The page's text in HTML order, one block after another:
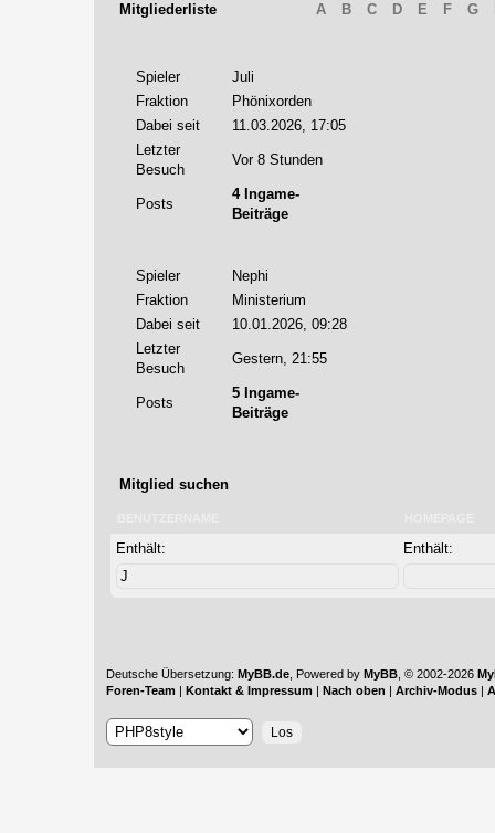
Verfügung,
A B C D E F G
Mitgliederliste
Spieler
Juli
Fraktion
Phönixorden
Dabei seit
11.03.2026, 17:05
Letzter
Besuch
Vor 8 Stunden
Posts
4 Ingame-
Beiträge
Spieler
Nephi
Fraktion
Ministerium
Dabei seit
10.01.2026, 09:28
Letzter
Besuch
Gestern, 21:55
Posts
5 Ingame-
Beiträge
Mitglied suchen
Enthält: Enthält:
Deutsche Übersetzung: MyBB.de , Powered by MyBB , © 2002-2026
Foren-Team | Kontakt & Impressum | Nach oben | Archiv-Modus |